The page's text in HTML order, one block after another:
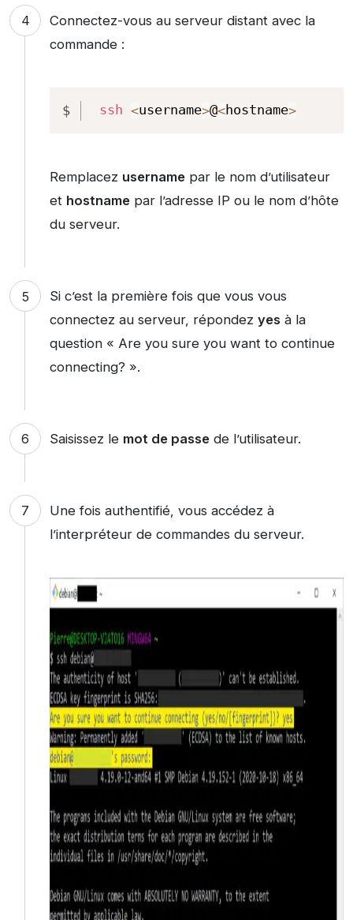
Connectez-vous au serveur distant avec la
commande :
ssh <username>@<hostname>
Remplacez usernamepar le nom d’utilisateur
et hostnamepar l’adresse IP ou le nom d’hôte
du serveur.
Si c’est la première fois que vous vous
connectez au serveur, répondez yesà la
question « Are you sure you want to continue
connecting? ».
Saisissez le mot de passede l’utilisateur.
Une fois authentifié, vous accédez à
l’interpréteur de commandes du serveur.